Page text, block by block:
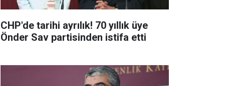
CHP'de tarihi ayrılık! 70 yıllık üye
Önder Sav partisinden istifa etti